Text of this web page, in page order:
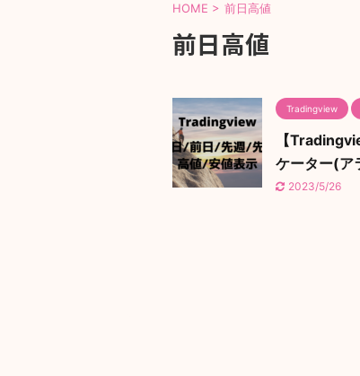
HOME > 前日高値
前日高値
Tradingview
【
ケーター(ア
2023/5/26